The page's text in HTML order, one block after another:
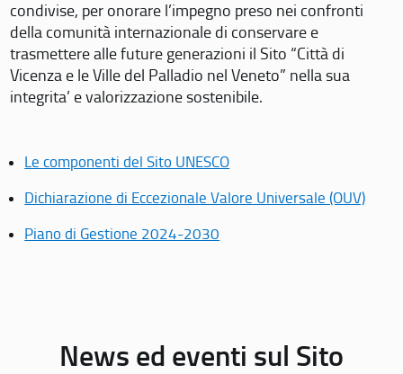
condivise, per onorare l’impegno preso nei confronti
della comunità internazionale di conservare e
trasmettere alle future generazioni il Sito “Città di
Vicenza e le Ville del Palladio nel Veneto” nella sua
integrita’ e valorizzazione sostenibile.
Le componenti del Sito UNESCO
Dichiarazione di Eccezionale Valore Universale (OUV)
Piano di Gestione 2024-2030
News ed eventi sul Sito